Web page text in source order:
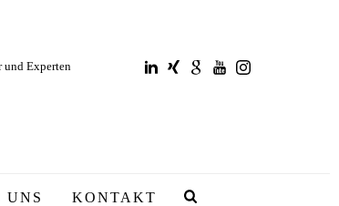
und Experten
UNS KONTAKT